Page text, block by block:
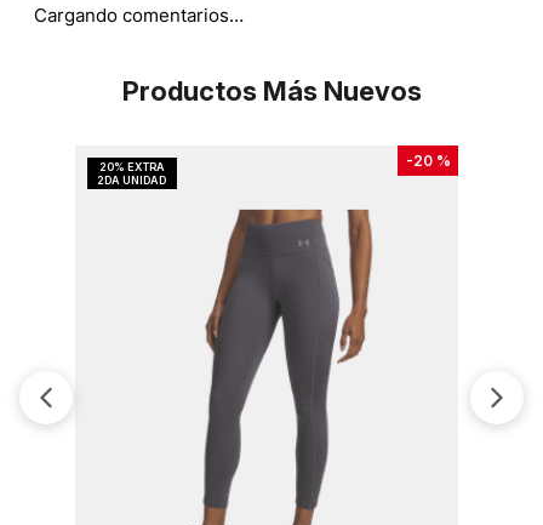
Cargando comentarios…
Productos Más Nuevos
-20 %